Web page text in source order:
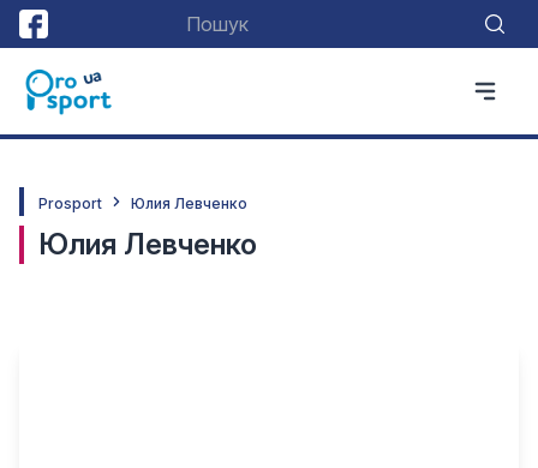
Prosport Юлия Левченко
Юлия Левченко